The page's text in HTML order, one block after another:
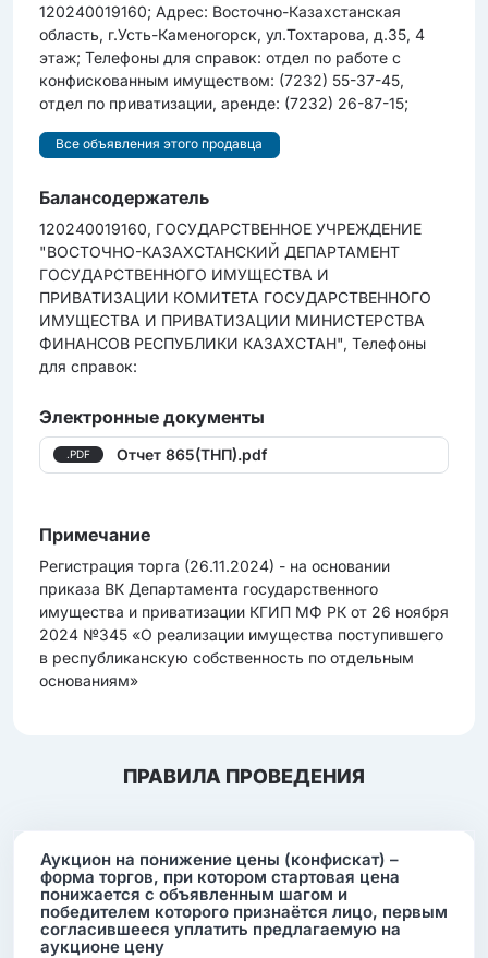
120240019160; Адрес: Восточно-Казахстанская
область, г.Усть-Каменогорск, ул.Тохтарова, д.35, 4
этаж; Телефоны для справок: отдел по работе c
конфискованным имуществом: (7232) 55-37-45,
отдел по приватизации, аренде: (7232) 26-87-15;
Все объявления этого продавца
Балансодержатель
120240019160, ГОСУДАРСТВЕННОЕ УЧРЕЖДЕНИЕ
"ВОСТОЧНО-КАЗАХСТАНСКИЙ ДЕПАРТАМЕНТ
ГОСУДАРСТВЕННОГО ИМУЩЕСТВА И
ПРИВАТИЗАЦИИ КОМИТЕТА ГОСУДАРСТВЕННОГО
ИМУЩЕСТВА И ПРИВАТИЗАЦИИ МИНИСТЕРСТВА
ФИНАНСОВ РЕСПУБЛИКИ КАЗАХСТАН", Телефоны
для справок:
Электронные документы
.PDF Отчет 865(ТНП).pdf
Примечание
Регистрация торга (26.11.2024) - на основании
приказа ВК Департамента государственного
имущества и приватизации КГИП МФ РК от 26 ноября
2024 №345 «О реализации имущества поступившего
в республиканскую собственность по отдельным
основаниям»
ПРАВИЛА ПРОВЕДЕНИЯ
Аукцион на понижение цены (конфискат) –
форма торгов, при котором стартовая цена
понижается с объявленным шагом и
победителем которого признаётся лицо, первым
согласившееся уплатить предлагаемую на
аукционе цену